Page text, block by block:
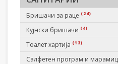
Бришачи за раце (24)
Кујнски бришачи (4)
Тоалет хартија (13)
Салфетен програм и